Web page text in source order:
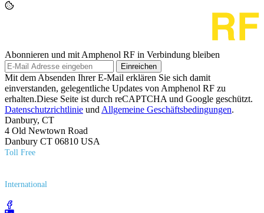
Abonnieren und mit Amphenol RF in Verbindung bleiben
Einreichen
Mit dem Absenden Ihrer E-Mail erklären Sie sich damit
einverstanden, gelegentliche Updates von Amphenol RF zu
erhalten.Diese Seite ist durch reCAPTCHA und Google geschützt.
Datenschutzrichtlinie und Allgemeine Geschäftsbedingungen.
Danbury, CT
4 Old Newtown Road
Danbury CT 06810 USA
Toll Free
International